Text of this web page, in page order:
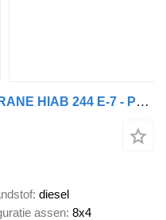
Scania P380 8x4 TRIDEM + CRANE HIAB 244 E-7 - PLATFORM 7m00 - 5/6F ROTA
diesel
assen 8x4